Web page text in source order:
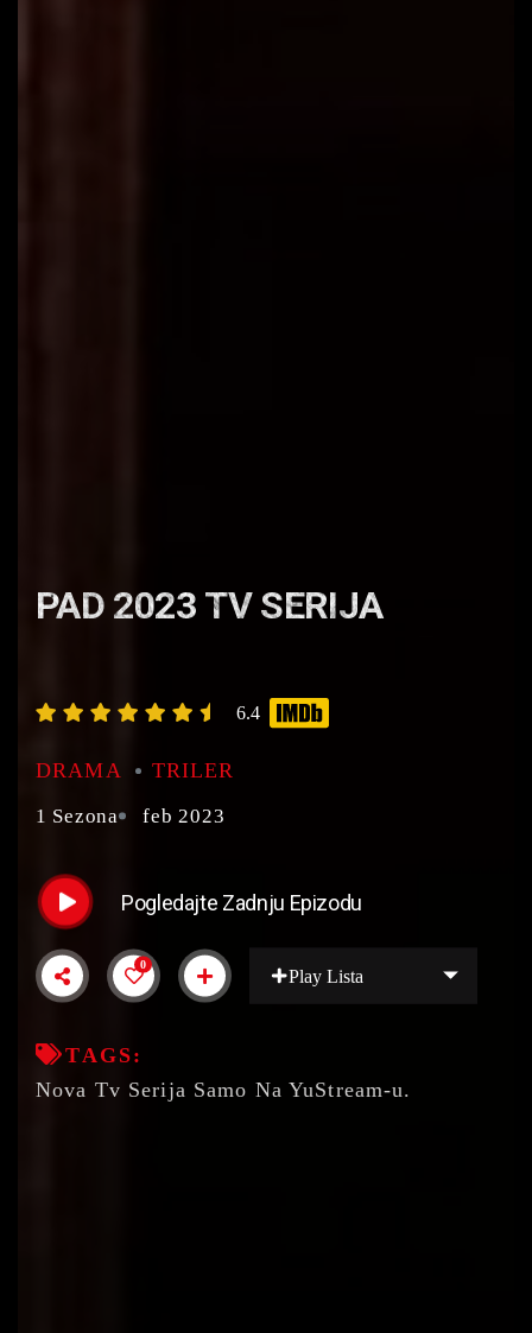
PAD 2023 TV SERIJA
6.4
DRAMA TRILER
1 Sezona feb 2023
Pogledajte Zadnju Epizodu
0
Play Lista
TAGS:
Nova Tv Serija Samo Na YuStream-u.